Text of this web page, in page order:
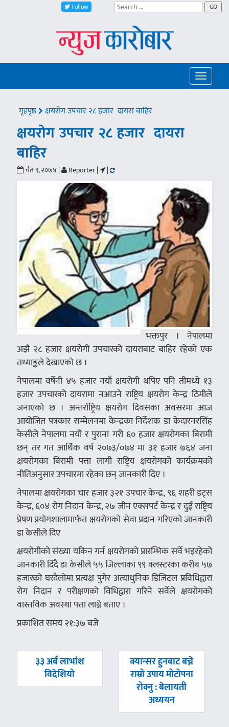
Follow GO
Toggle
गृहपृष्ठ क्षयरोग उपचार २८ हजार दायरा बाहिर
क्षयरोग उपचार २८ हजार दायरा
बाहिर
चैत ९, २०७४ | Reporter | |
भक्तपुर । नेपालमा
अझै २८ हजार क्षयरोगी उपचारको दायराबाट बाहिर रहेको एक
तथ्याङ्कले देखाएको छ ।
नेपालमा वर्षेनी ४५ हजार नयाँ क्षयरोगी थपिए पनि तीमध्ये १३
हजार उपचारको दायरामा नआउने राष्ट्रिय क्षयरोग केन्द्र ठिमीले
जनाएको छ । अन्तर्राष्ट्रिय क्षयरोग दिवसका अवसरमा आज
आयोजित पत्रकार सम्मेलनमा केन्द्रका निर्देशक डा केदारनरसिंह
केसीले नेपालमा नयाँ र पुराना गरी ६० हजार क्षयरोगका बिरामी
छन् तर गत आर्थिक वर्ष २०७३/०७४ मा ३१ हजार ७६४ जना
क्षयरोगका बिरामी पत्ता लागी राष्ट्रिय क्षयरोगको कार्यक्रमको
नीतिअनुसार उपचारमा रहेका छन् जानकारी दिए ।
नेपालमा क्षयरोगका चार हजार ३२१ उपचार केन्द्र, ९६ शहरी डट्स
केन्द्र, ६०४ रोग निदान केन्द्र, २७ जीन एक्सपर्ट केन्द्र र दुई राष्ट्रिय
प्रेषण प्रयोगशालामार्फत क्षयरोगको सेवा प्रदान गरिएको जानकारी
डा केसीले दिए
क्षयरोगीको संख्या यकिन गर्न क्षयरोगको प्रारम्भिक सर्वे भइरहेको
जानकारी दिँदै डा केसीले ५५ जिल्लाका ९९ क्लस्टरका करीब ५७
हजारको घरदैलोमा प्रत्यक्ष पुगेर अत्याधुनिक डिजिटल प्रविधिद्वारा
रोग निदान र परीक्षणको विधिद्वारा गरिने सर्वेले क्षयरोगको
वास्तविक अवस्था पत्ता लाग्ने बताए ।
प्रकाशित समय २१:३७ बजे
पछिल्लाे
३३ अर्ब लाभांश
विदेशियो
अघिल्लाे
-
क्यान्सर हुनबाट बच्ने
राम्रो उपाय मोटोपना
रोक्नु : बेलायती
अध्ययन